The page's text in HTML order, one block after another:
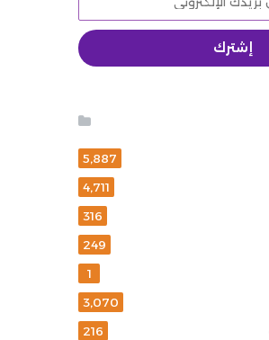
5٬887
4٬711
316
249
1
3٬070
216